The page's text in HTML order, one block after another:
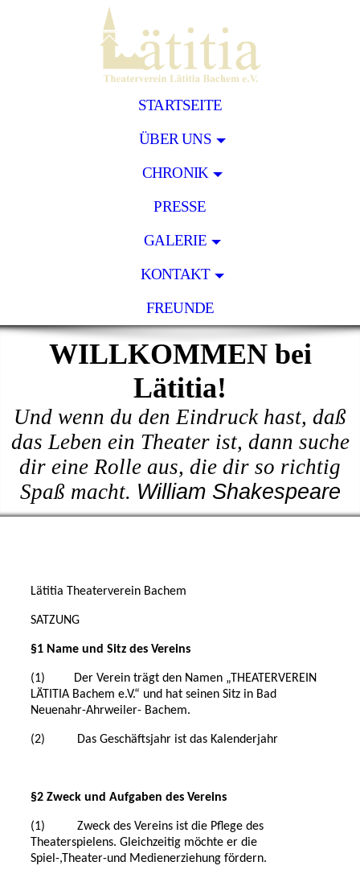
STARTSEITE
ÜBER UNS
CHRONIK
PRESSE
GALERIE
KONTAKT
FREUNDE
WILLKOMMEN bei
Lätitia!
Und wenn du den Eindruck hast, daß
das Leben ein Theater ist, dann suche
dir eine Rolle aus, die dir so richtig
Spaß macht. William Shakespeare
Lätitia Theaterverein Bachem
SATZUNG
§1 Name und Sitz des Vereins
(1) Der Verein trägt den Namen „THEATERVEREIN
LÄTITIA Bachem e.V.“ und hat seinen Sitz in Bad
Neuenahr-Ahrweiler- Bachem.
(2) Das Geschäftsjahr ist das Kalenderjahr
§2 Zweck und Aufgaben des Vereins
(1) Zweck des Vereins ist die Pflege des
Theaterspielens. Gleichzeitig möchte er die
Spiel-,Theater-und Medienerziehung fördern.